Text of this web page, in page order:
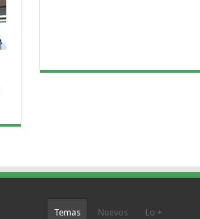
Temas Nuevos Lo +